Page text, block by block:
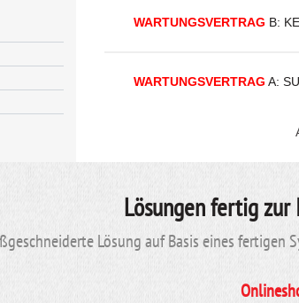
WARTUNGSVERTRAG B:
WARTUNGSVERTRAG A:
Lösungen fertig
Lösung auf Basis eines fertigen